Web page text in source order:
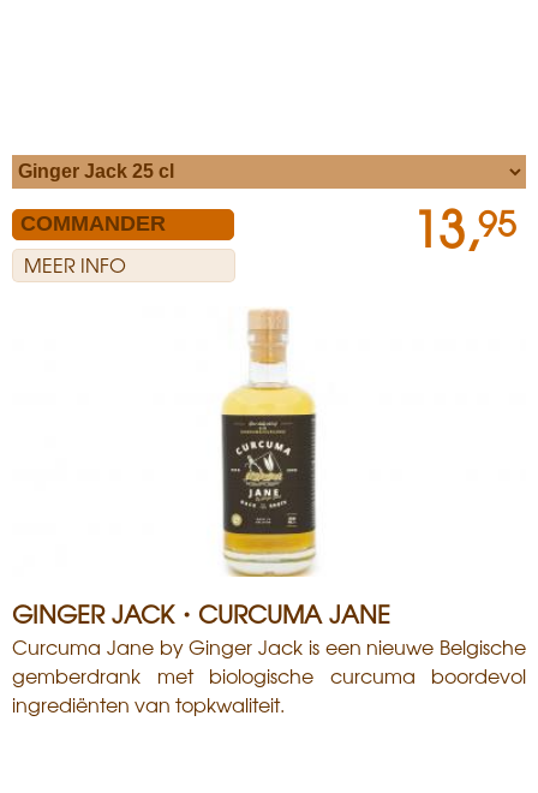
MEER INFO
13,95
GINGER JACK・CURCUMA JANE
Curcuma Jane by Ginger Jack is een nieuwe Belgische
gemberdrank met biologische curcuma boordevol
ingrediënten van topkwaliteit.